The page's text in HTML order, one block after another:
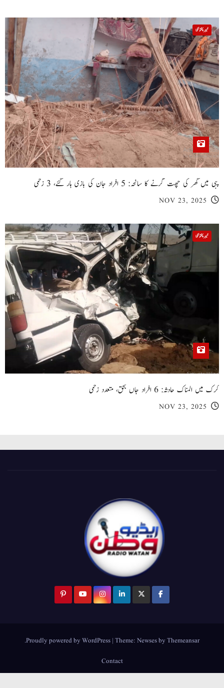
خیبر پختونخوا
پبی میں گھر کی چھت گرنے کا سانحہ: 5 افراد جان کی بازی ہار گئے، 3 زخمی
NOV 23, 2025
خیبر پختونخوا
کرک میں المناک حادثہ: 6 افراد جاں بحق، متعدد زخمی
NOV 23, 2025
Proudly powered by WordPress |Theme:NewsesbyThemeansar
.
Contact